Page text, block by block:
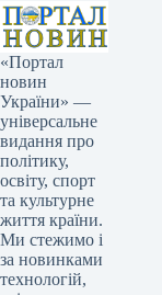
«Портал
новин
України» —
універсальне
видання про
політику,
освіту, спорт
та культурне
життя країни.
Ми стежимо і
за новинками
технологій,